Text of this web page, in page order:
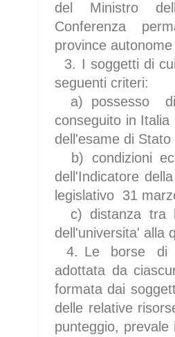
del Ministro
Conferenza
province
3. I soggetti di
seguenti criteri:
a) possesso
conseguito in
dell'esame di
b) condizioni
dell'Indicatore
legislativo 31
c) distanza
dell'universita' alla
4. Le borse di
adottata da
formata dai
delle relative
punteggio,